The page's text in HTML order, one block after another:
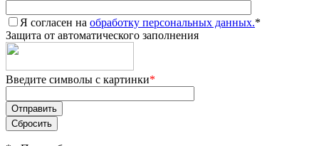
Я согласен на обработку персональных данных.*
Защита от автоматического заполнения
Введите символы с картинки*